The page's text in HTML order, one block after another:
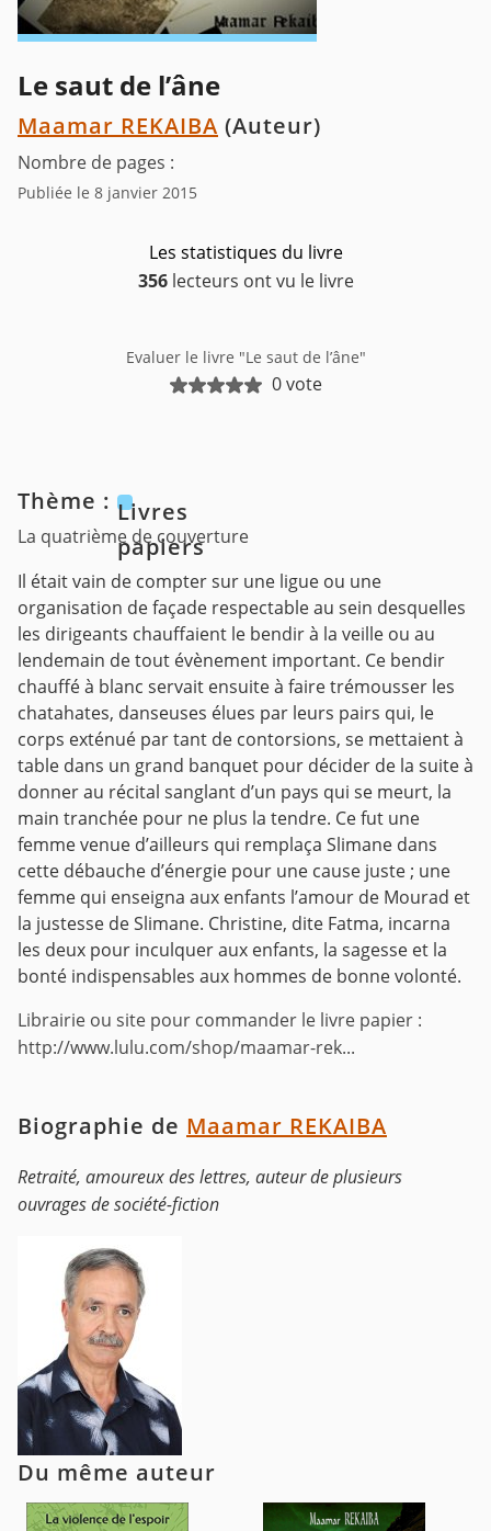
Le saut de l’âne
Maamar REKAIBA (Auteur)
Nombre de pages :
Publiée le 8 janvier 2015
Les statistiques du livre
356lecteurs ont vu le livre
Evaluer le livre "Le saut de l’âne"
0 vote
Thème : Livres
papiers
La quatrième de couverture
Il était vain de compter sur une ligue ou une
organisation de façade respectable au sein desquelles
les dirigeants chauffaient le bendir à la veille ou au
lendemain de tout évènement important. Ce bendir
chauffé à blanc servait ensuite à faire trémousser les
chatahates, danseuses élues par leurs pairs qui, le
corps exténué par tant de contorsions, se mettaient à
table dans un grand banquet pour décider de la suite à
donner au récital sanglant d’un pays qui se meurt, la
main tranchée pour ne plus la tendre. Ce fut une
femme venue d’ailleurs qui remplaça Slimane dans
cette débauche d’énergie pour une cause juste ; une
femme qui enseigna aux enfants l’amour de Mourad et
la justesse de Slimane. Christine, dite Fatma, incarna
les deux pour inculquer aux enfants, la sagesse et la
bonté indispensables aux hommes de bonne volonté.
Librairie ou site pour commander le livre papier :
http://www.lulu.com/shop/maamar-rek...
Biographie de Maamar REKAIBA
Retraité, amoureux des lettres, auteur de plusieurs
ouvrages de société-fiction
Du même auteur